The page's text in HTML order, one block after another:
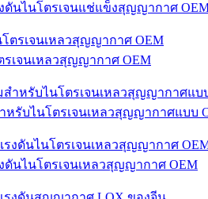
ดันไนโตรเจนแช่แข็งสุญญากาศ
เจนเหลวสุญญากาศ OEM
หรับไนโตรเจนเหลวสุญญากาศแบบ
ดันไนโตรเจนเหลวสุญญากาศ OEM